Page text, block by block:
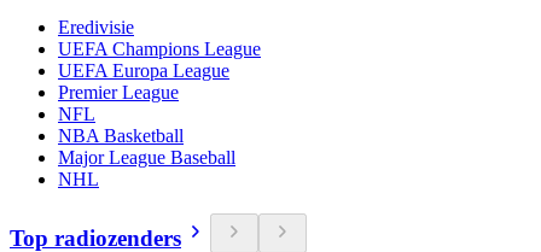
Eredivisie
UEFA Champions League
UEFA Europa League
Premier League
NFL
NBA Basketball
Major League Baseball
NHL
Top radiozenders